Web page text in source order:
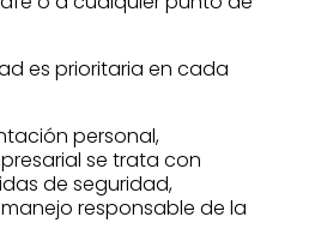
es prioritaria en cada
personal,
se trata con
de seguridad,
responsable de la